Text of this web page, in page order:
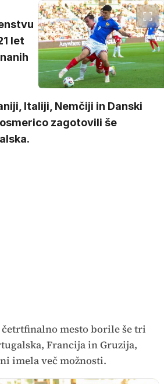
let
Italiji, Nemčiji in Danski
zagotovili še
četrtfinalno mesto borile še tri
Francija in Gruzija,
imela več možnosti.